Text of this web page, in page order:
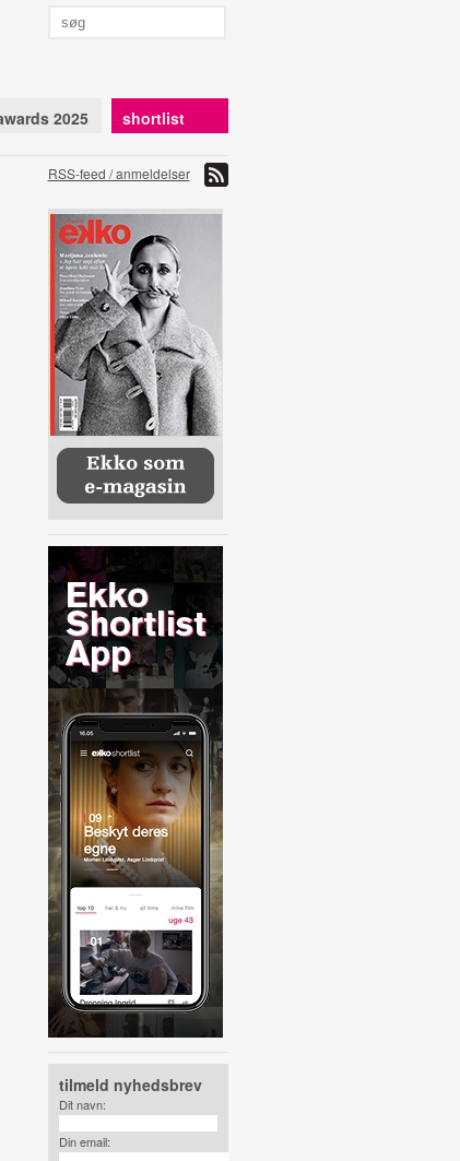
2025 shortlist
RSS-feed / anmeldelser
tilmeld nyhedsbrev
Dit navn:
Din email: